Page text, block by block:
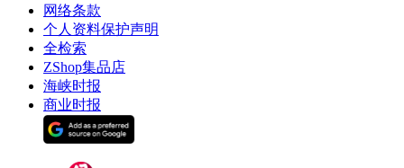
网络条款
个人资料保护声明
全检索
ZShop集品店
海峡时报
商业时报